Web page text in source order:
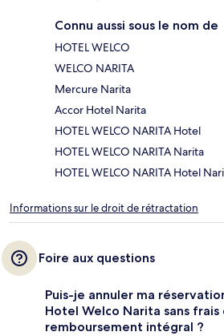
Connu aussi sous le nom de
HOTEL WELCO
WELCO NARITA
Mercure Narita
Accor Hotel Narita
HOTEL WELCO NARITA Hotel
HOTEL WELCO NARITA Narita
HOTEL WELCO NARITA Hotel
Informations sur le droit de rétractation
Foire aux questions
Puis-je annuler ma
Hotel Welco Narita sans
remboursement intégral ?